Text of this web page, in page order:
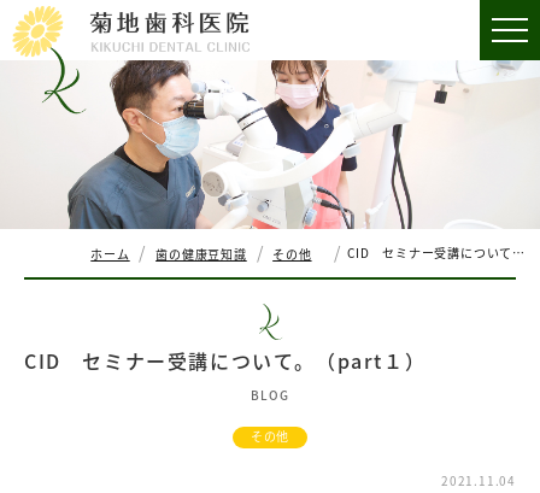
ホーム 歯の健康豆知識 その他 CID セミナー受講について。（part１）
CID セミナー受講について。（part１）
BLOG
その他
2021.11.04